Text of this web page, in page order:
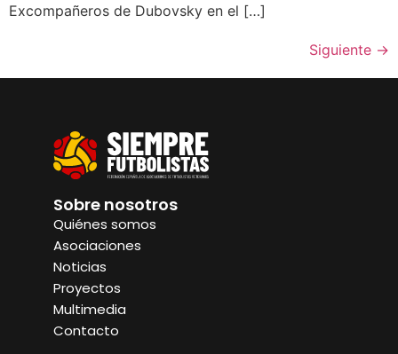
Excompañeros de Dubovsky en el […]
Siguiente →
Sobre nosotros
Quiénes somos
Asociaciones
Noticias
Proyectos
Multimedia
Contacto